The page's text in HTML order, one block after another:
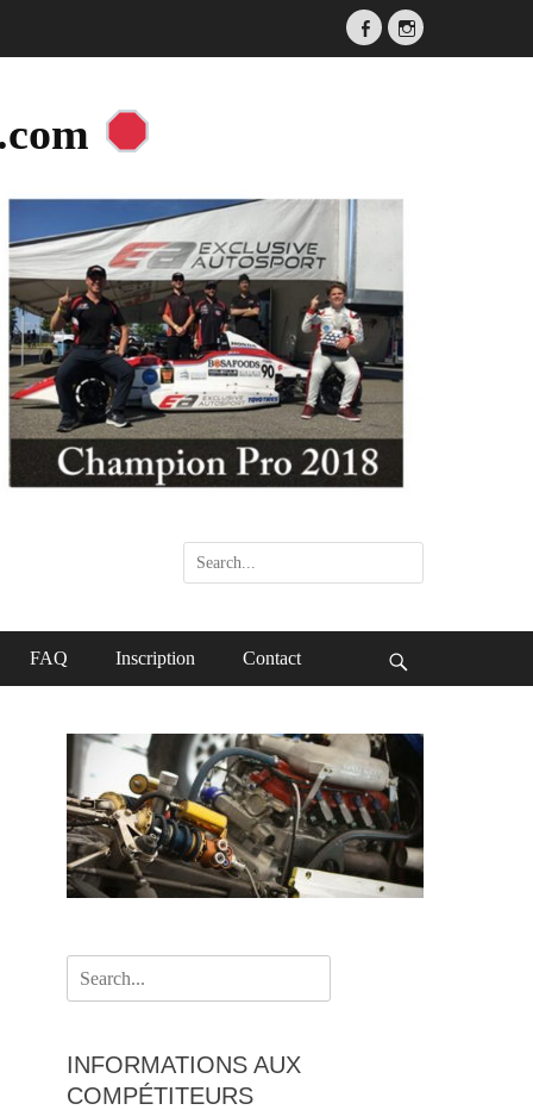
FacebookInstagram
Search
for:
FAQ Inscription Contact
Search
for:
INFORMATIONS AUX
COMPÉTITEURS